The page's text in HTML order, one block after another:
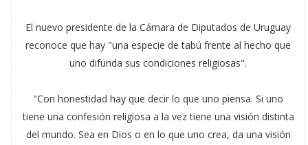
El nuevo presidente de la Cámara de Diputados de Uruguay
reconoce que hay "una especie de tabú frente al hecho que
uno difunda sus condiciones religiosas".
"Con honestidad hay que decir lo que uno piensa. Si uno
tiene una confesión religiosa a la vez tiene una visión distinta
del mundo. Sea en Dios o en lo que uno crea, da una visión